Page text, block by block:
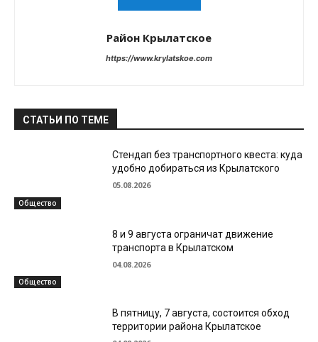
Район Крылатское
https://www.krylatskoe.com
СТАТЬИ ПО ТЕМЕ
Общество
Стендап без транспортного квеста: куда
удобно добираться из Крылатского
05.08.2026
Общество
8 и 9 августа ограничат движение
транспорта в Крылатском
04.08.2026
В пятницу, 7 августа, состоится обход
территории района Крылатское